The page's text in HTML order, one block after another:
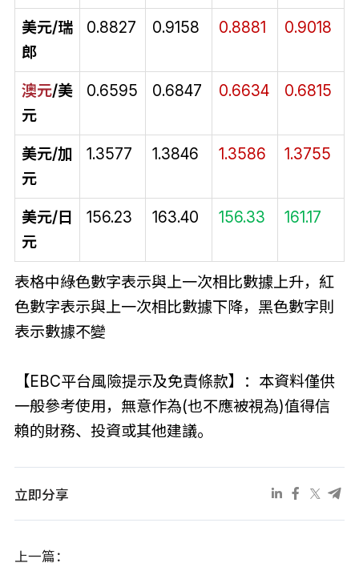
美元/瑞
郎
0.8827 0.9158 0.8881 0.9018
澳元/美
元
0.6595 0.6847 0.6634 0.6815
美元/加
元
1.3577 1.3846 1.3586 1.3755
美元/日
元
156.23 163.40 156.33 161.17
表格中綠色數字表示與上一次相比數據上升，紅
色數字表示與上一次相比數據下降，黑色數字則
表示數據不變
【EBC平台風險提示及免責條款】：本資料僅供
一般參考使用，無意作為(也不應被視為)值得信
賴的財務、投資或其他建議。
立即分享
上一篇：